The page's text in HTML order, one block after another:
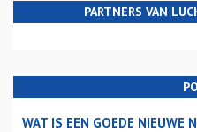
PARTNERS VAN
WAT IS EEN GOEDE NIEUWE